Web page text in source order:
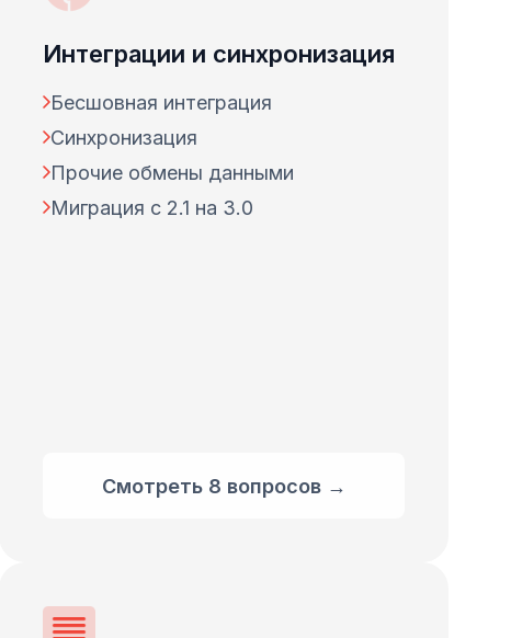
Интеграции и синхронизация
Бесшовная интеграция
Синхронизация
Прочие обмены данными
Миграция с 2.1 на 3.0
Смотреть 8 вопросов →